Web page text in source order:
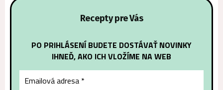
Recepty pre Vás
PO PRIHLÁSENÍ BUDETE DOSTÁVAŤ NOVINKY
IHNEĎ, AKO ICH VLOŽÍME NA WEB